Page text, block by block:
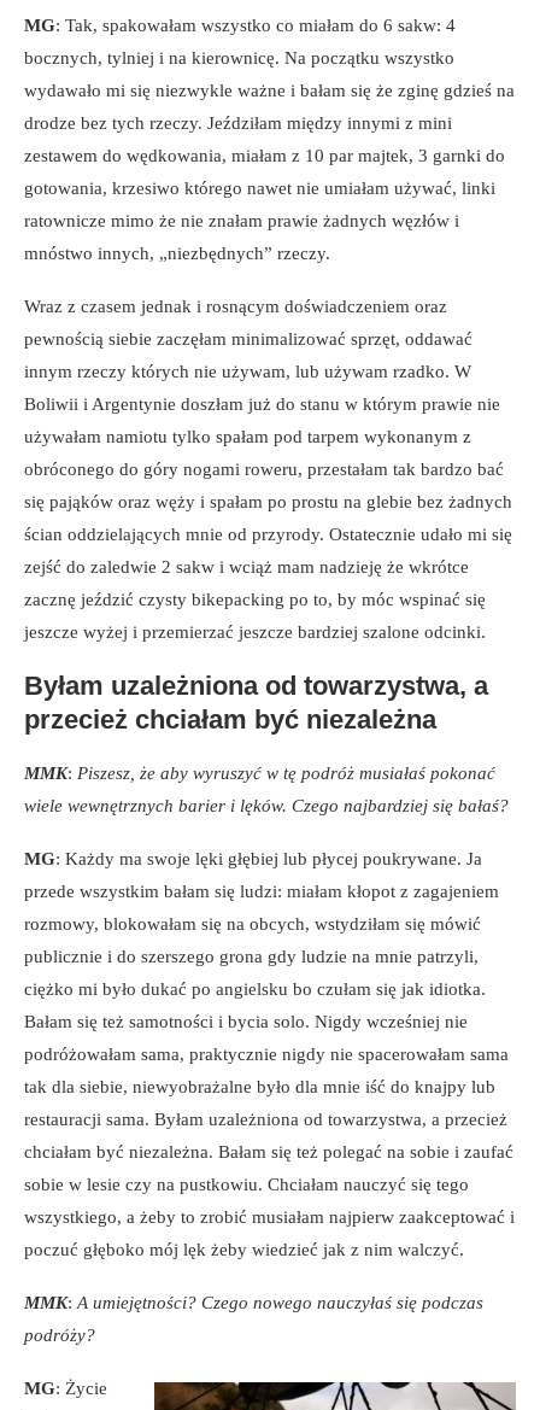
MG: Tak, spakowałam wszystko co miałam do 6 sakw: 4
bocznych, tylniej i na kierownicę. Na początku wszystko
wydawało mi się niezwykle ważne i bałam się że zginę gdzieś na
drodze bez tych rzeczy. Jeździłam między innymi z mini
zestawem do wędkowania, miałam z 10 par majtek, 3 garnki do
gotowania, krzesiwo którego nawet nie umiałam używać, linki
ratownicze mimo że nie znałam prawie żadnych węzłów i
mnóstwo innych, „niezbędnych” rzeczy.
Wraz z czasem jednak i rosnącym doświadczeniem oraz
pewnością siebie zaczęłam minimalizować sprzęt, oddawać
innym rzeczy których nie używam, lub używam rzadko. W
Boliwii i Argentynie doszłam już do stanu w którym prawie nie
używałam namiotu tylko spałam pod tarpem wykonanym z
obróconego do góry nogami roweru, przestałam tak bardzo bać
się pająków oraz węży i spałam po prostu na glebie bez żadnych
ścian oddzielających mnie od przyrody. Ostatecznie udało mi się
zejść do zaledwie 2 sakw i wciąż mam nadzieję że wkrótce
zacznę jeździć czysty bikepacking po to, by móc wspinać się
jeszcze wyżej i przemierzać jeszcze bardziej szalone odcinki.
Byłam uzależniona od towarzystwa, a
przecież chciałam być niezależna
MMK: Piszesz, że aby wyruszyć w tę podróż musiałaś pokonać
wiele wewnętrznych barier i lęków. Czego najbardziej się bałaś?
MG: Każdy ma swoje lęki głębiej lub płycej poukrywane. Ja
przede wszystkim bałam się ludzi: miałam kłopot z zagajeniem
rozmowy, blokowałam się na obcych, wstydziłam się mówić
publicznie i do szerszego grona gdy ludzie na mnie patrzyli,
ciężko mi było dukać po angielsku bo czułam się jak idiotka.
Bałam się też samotności i bycia solo. Nigdy wcześniej nie
podróżowałam sama, praktycznie nigdy nie spacerowałam sama
tak dla siebie, niewyobrażalne było dla mnie iść do knajpy lub
restauracji sama. Byłam uzależniona od towarzystwa, a przecież
chciałam być niezależna. Bałam się też polegać na sobie i zaufać
sobie w lesie czy na pustkowiu. Chciałam nauczyć się tego
wszystkiego, a żeby to zrobić musiałam najpierw zaakceptować i
poczuć głęboko mój lęk żeby wiedzieć jak z nim walczyć.
MMK:A umiejętności? Czego nowego nauczyłaś się podczas
podróży?
MG: Życie